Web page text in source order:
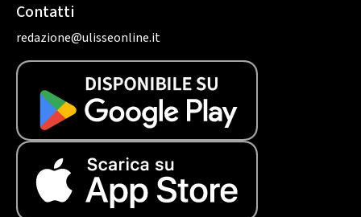
Contatti
redazione@ulisseonline.it